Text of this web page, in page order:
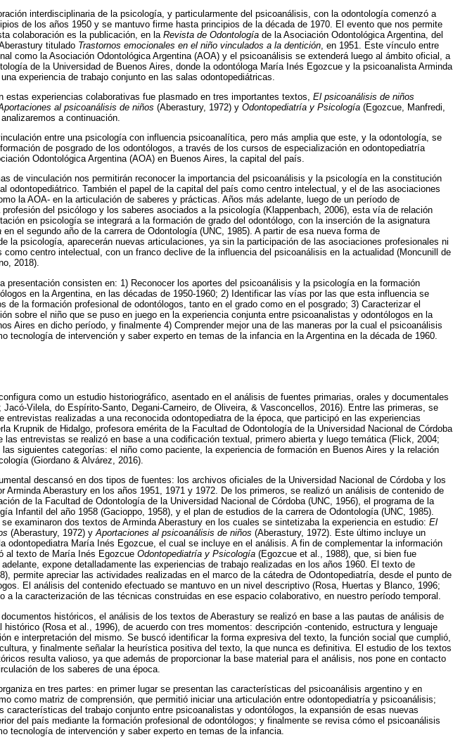
interdisciplinaria de la psicología, y particularmente del psicoanálisis, con la odontología comenzó a
de los años 1950 y se mantuvo firme hasta principios de la década de 1970. El evento que nos permite
colaboración es la publicación, en la Revista de Odontología de la Asociación Odontológica Argentina, del
titulado Trastornos emocionales en el niño vinculados a la dentición , en 1951. Este vínculo entre
como la Asociación Odontológica Argentina (AOA) y el psicoanálisis se extenderá luego al ámbito oficial, a
de la Universidad de Buenos Aires, donde la odontóloga María Inés Egozcue y la psicoanalista Arminda
experiencia de trabajo conjunto en las salas odontopediátricas.
estas experiencias colaborativas fue plasmado en tres importantes textos, El psicoanálisis de niños
al psicoanálisis de niños (Aberastury, 1972) y Odontopediatría y Psicología (Egozcue, Manfredi,
a continuación.
entre una psicología con influencia psicoanalítica, pero más amplia que este, y la odontología, se
de posgrado de los odontólogos, a través de los cursos de especialización en odontopediatría
Odontológica Argentina (AOA) en Buenos Aires, la capital del país.
de vinculación nos permitirán reconocer la importancia del psicoanálisis y la psicología en la constitución
odontopediátrico. También el papel de la capital del país como centro intelectual, y el de las asociaciones
la AOA- en la articulación de saberes y prácticas. Años más adelante, luego de un período de
del psicólogo y los saberes asociados a la psicología (Klappenbach, 2006), esta vía de relación
en psicología se integrará a la formación de grado del odontólogo, con la inserción de la asignatura
en el segundo año de la carrera de Odontología (UNC, 1985). A partir de esa nueva forma de
la psicología, aparecerán nuevas articulaciones, ya sin la participación de las asociaciones profesionales ni
como centro intelectual, con un franco declive de la influencia del psicoanálisis en la actualidad (Moncunill de
2018).
presentación consisten en: 1) Reconocer los aportes del psicoanálisis y la psicología en la formación
en la Argentina, en las décadas de 1950-1960; 2) Identificar las vías por las que esta influencia se
de la formación profesional de odontólogos, tanto en el grado como en el posgrado; 3) Caracterizar el
sobre el niño que se puso en juego en la experiencia conjunta entre psicoanalistas y odontólogos en la
Aires en dicho período, y finalmente 4) Comprender mejor una de las maneras por la cual el psicoanálisis
tecnología de intervención y saber experto en temas de la infancia en la Argentina en la década de 1960.
como un estudio historiográfico, asentado en el análisis de fuentes primarias, orales y documentales
Jacó-Vilela, do Espírito-Santo, Degani-Carneiro, de Oliveira, & Vasconcellos, 2016). Entre las primeras, se
entrevistas realizadas a una reconocida odontopediatra de la época, que participó en las experiencias
Krupnik de Hidalgo, profesora emérita de la Facultad de Odontología de la Universidad Nacional de Córdoba
las entrevistas se realizó en base a una codificación textual, primero abierta y luego temática (Flick, 2004;
siguientes categorías: el niño como paciente, la experiencia de formación en Buenos Aires y la relación
(Giordano & Alvárez, 2016).
descansó en dos tipos de fuentes: los archivos oficiales de la Universidad Nacional de Córdoba y los
Arminda Aberastury en los años 1951, 1971 y 1972. De los primeros, se realizó un análisis de contenido de
de la Facultad de Odontología de la Universidad Nacional de Córdoba (UNC, 1956), el programa de la
Infantil del año 1958 (Gacioppo, 1958), y el plan de estudios de la carrera de Odontología (UNC, 1985).
examinaron dos textos de Arminda Aberastury en los cuales se sintetizaba la experiencia en estudio: El
(Aberastury, 1972) yAportaciones al psicoanálisis de niños (Aberastury, 1972). Este último incluye un
odontopediatra María Inés Egozcue, el cual se incluye en el análisis. A fin de complementar la información
al texto de María Inés Egozcue Odontopediatría y Psicología (Egozcue et al., 1988), que, si bien fue
expone detalladamente las experiencias de trabajo realizadas en los años 1960. El texto de
permite apreciar las actividades realizadas en el marco de la cátedra de Odontopediatría, desde el punto de
El análisis del contenido efectuado se mantuvo en un nivel descriptivo (Rosa, Huertas y Blanco, 1996;
a la caracterización de las técnicas construidas en ese espacio colaborativo, en nuestro período temporal.
históricos, el análisis de los textos de Aberastury se realizó en base a las pautas de análisis de
histórico (Rosa et al., 1996), de acuerdo con tres momentos: descripción -contenido, estructura y lenguaje
e interpretación del mismo. Se buscó identificar la forma expresiva del texto, la función social que cumplió,
y finalmente señalar la heurística positiva del texto, la que nunca es definitiva. El estudio de los textos
resulta valioso, ya que además de proporcionar la base material para el análisis, nos pone en contacto
de los saberes de una época.
en tres partes: en primer lugar se presentan las características del psicoanálisis argentino y en
como matriz de comprensión, que permitió iniciar una articulación entre odontopediatría y psicoanálisis;
características del trabajo conjunto entre psicoanalistas y odontólogos, la expansión de esas nuevas
del país mediante la formación profesional de odontólogos; y finalmente se revisa cómo el psicoanálisis
tecnología de intervención y saber experto en temas de la infancia.